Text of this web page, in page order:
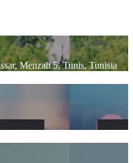
Menzah 5, Tunis, Tunisia